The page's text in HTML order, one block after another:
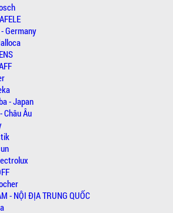
Germany
- Japan
Châu Âu
- NỘI ĐỊA TRUNG QUỐC